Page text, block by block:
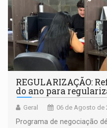
REGULARIZAÇÃO:
do ano para
Geral 06 de Agosto de
Programa de negociação